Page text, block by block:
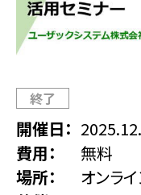
終了
開催日
費用
無料
場所
オンラ